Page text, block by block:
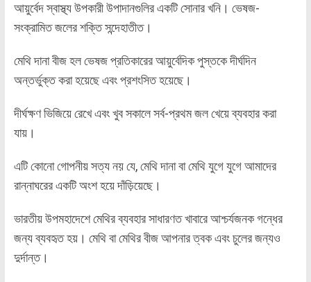
আয়ুর্বেদ স্বাস্থ্য উপকারী উপাদানগুলির একটি সোনার খনি। ভেষজ-
সংক্রামিত জলের শক্তি সন্দেহাতীত।
মেথি দানা বীজ হল ভেষজ প্রতিকারের আয়ুর্বেদিক পুস্তকে দীর্ঘদিন
অন্তর্ভুক্ত করা হয়েছে এবং প্রশংসিত হয়েছে।
দীর্ঘক্ষণ ভিজিয়ে রেখে এবং খুব সকালে সর্ব-প্রথম জল খেয়ে ব্যবহার করা
যায়।
এটি কোনো গোপনীয় সত্য নয় যে, মেথি দানা বা মেথি যুগে যুগে আমাদের
রান্নাঘরের একটি অংশ হয়ে দাঁড়িয়েছে।
ভারতীয় উপমহাদেশে মেথির ব্যবহার সাধারণত খাবারে আশ্চর্যজনক গন্ধের
জন্য ব্যবহৃত হয়। মেথি বা মেথির বীজ আপনার ত্বক এবং চুলের জন্যও
দুর্দান্ত।